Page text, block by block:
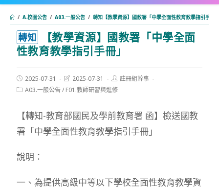
/ A.校園公告 / A03.一般公告 / 轉知【教學資源】國教署「中學全面性教育教學指引手冊
轉知
【教學資源】國教署「中學全面
性教育教學指引手冊」
Post
published:
2025-07-31
Post
modified:
2025-07-31
Post
author:
註冊組幹事
PostA03.一般公告/ F01.教師研習與進修
【轉知-教育部國民及學前教育署 函】檢送國教
署「中學全面性教育教學指引手冊」
說明：
一、為提供高級中等以下學校全面性教育教學資